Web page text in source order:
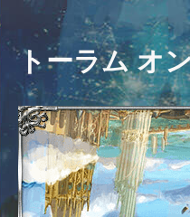
トーラム オ